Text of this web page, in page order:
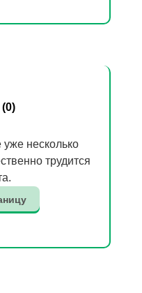
(0)
несколько
трудится